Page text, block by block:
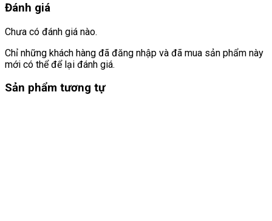
Đánh giá
Chưa có đánh giá nào.
Chỉ những khách hàng đã đăng nhập và đã mua sản phẩm này
mới có thể để lại đánh giá.
Sản phẩm tương tự